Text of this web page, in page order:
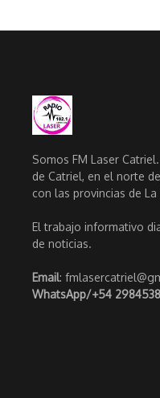
Somos FM Laser
de Catriel, en el norte
con las provincias de
El trabajo informativo
de noticias.
Email:
WhatsApp/+54